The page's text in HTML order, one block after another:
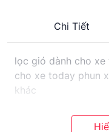
Chi Tiết
lọc gió dành cho
cho xe today phun
khác